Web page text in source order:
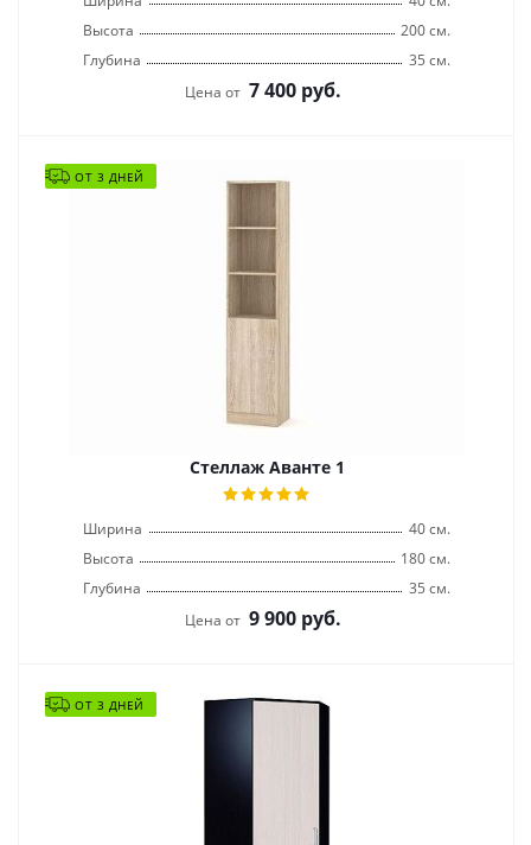
Высота
200 см.
Глубина
35 см.
Цена от 7 400руб.
ОТ 3 ДНЕЙ
Стеллаж Аванте 1
Ширина
40 см.
Высота
180 см.
Глубина
35 см.
Цена от 9 900руб.
ОТ 3 ДНЕЙ